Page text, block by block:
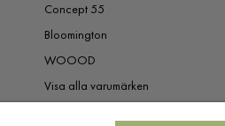
Concept 55
Bloomington
WOOOD
Visa alla varumärken